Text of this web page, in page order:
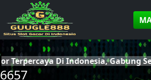
Di Indonesia, Gabung
6657